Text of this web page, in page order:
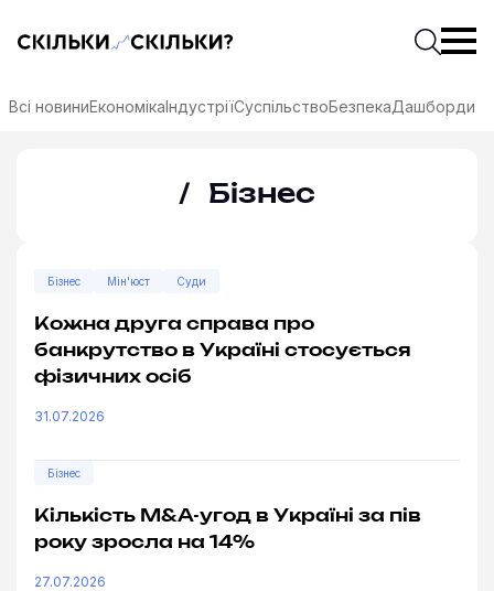
Скільки-скільки? — Медіа про суспільні даніПочати
Всі новиниЕкономікаІндустріїСуспільствоБезпекаДашборди
Бізнес
Бізнес Мін'юст Суди
Кожна друга справа про
банкрутство в Україні стосується
фізичних осіб
31.07.2026
Бізнес
Кількість M&A-угод в Україні за пів
року зросла на 14%
27.07.2026